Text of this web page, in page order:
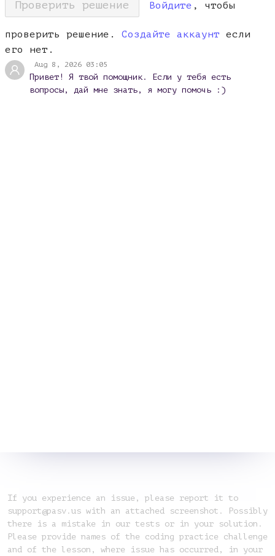
Проверить решение Войдите , чтобы
проверить решение. Создайте аккаунт если
его нет.
Aug 8, 2026 03:05
Привет! Я твой помощник. Если у тебя есть
вопросы, дай мне знать, я могу помочь :)
If you experience an issue, please report it to
support@pasv.us with an attached screenshot. Possibly
there is a mistake in our tests or in your solution.
Please provide names of the coding practice challenge
and of the lesson, where issue has occurred, in your